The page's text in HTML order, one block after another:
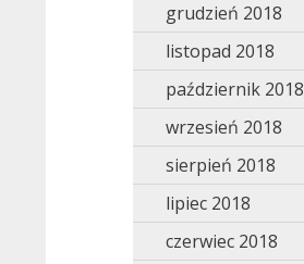
grudzień 2018
listopad 2018
październik 2018
wrzesień 2018
sierpień 2018
lipiec 2018
czerwiec 2018